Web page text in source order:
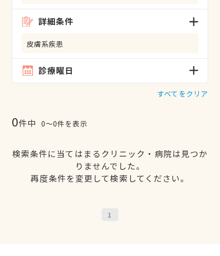
詳細条件
皮膚系疾患
診療曜日
すべてをクリア
0件中 0〜0件を表示
検索条件に当てはまるクリニック・病院は見つか
りませんでした。
再度条件を変更して検索してください。
1